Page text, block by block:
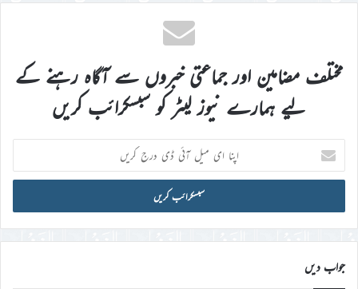
مختلف مضامین اور جماعتی خبروں سے آگاہ رہنے کے
لیے ہمارے نیوز لیٹر کو سبسکرائب کریں
اپنا
ای
میل
ڈی
درج
کریں
جواب دیں